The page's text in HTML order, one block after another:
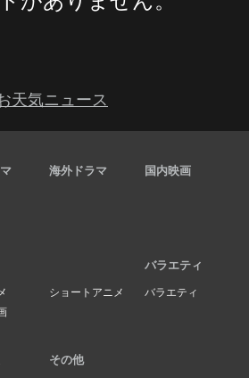
天気ニュース
海外ドラマ 国内映画
ショートアニメ
バラエティ
バラエティ
その他